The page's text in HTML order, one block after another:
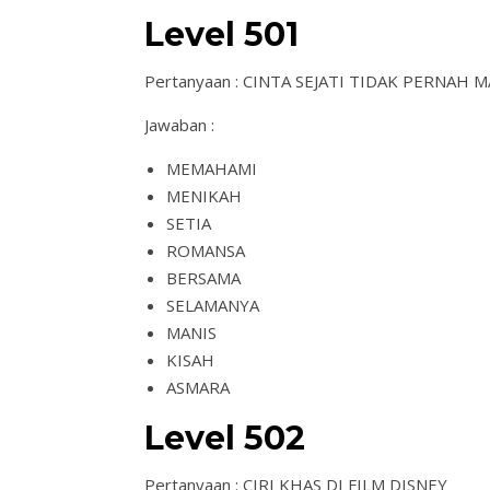
Level 501
Pertanyaan : CINTA SEJATI TIDAK PERNAH
Jawaban :
MEMAHAMI
MENIKAH
SETIA
ROMANSA
BERSAMA
SELAMANYA
MANIS
KISAH
ASMARA
Level 502
Pertanyaan : CIRI KHAS DI FILM DISNEY